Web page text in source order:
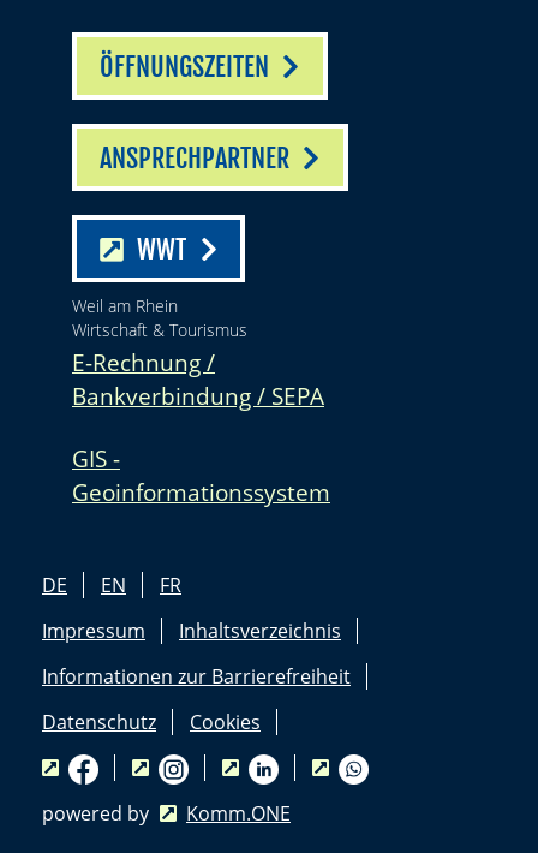
ÖFFNUNGSZEITEN
ANSPRECHPARTNER
WWT
Weil am Rhein
Wirtschaft & Tourismus
E-Rechnung /
Bankverbindung / SEPA
GIS -
Geoinformationssystem
DE EN
FR
Impressum
Inhaltsverzeichnis
Informationen zur Barrierefreiheit
Datenschutz
Cookies
powered by Komm.ONE